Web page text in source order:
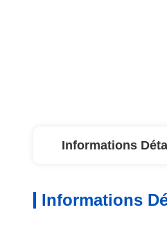
Informations
Informations